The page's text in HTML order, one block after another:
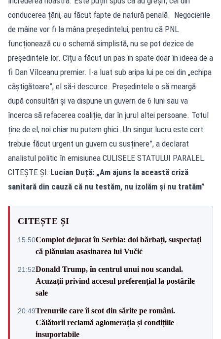
conducerea țării, au făcut fapte de natură penală. Negocierile
de mâine vor fi la mâna președintelui, pentru că PNL
funcționează cu o schemă simplistă, nu se pot dezice de
președintele lor. Cîțu a făcut un pas în spate doar în ideea de a
fi Dan Vîlceanu premier. I-a luat sub aripa lui pe cei din „echipa
câștigătoare”, el să-i descurce. Președintele o să meargă
după consultări și va dispune un guvern de 6 luni sau va
încerca să refacerea coaliție, dar în jurul altei persoane. Totul
ține de el, noi chiar nu putem ghici. Un singur lucru este cert:
trebuie făcut urgent un guvern cu susținere”, a declarat
analistul politic în emisiunea CULISELE STATULUI PARALEL.
CITEȘTE ȘI: Lucian Duță: „Am ajuns la această criză
sanitară din cauză că nu testăm, nu izolăm și nu tratăm”
CITEȘTE ȘI
15:50Complot dejucat în Serbia: doi bărbați, suspectați
că plănuiau asasinarea lui Vučić
21:52Donald Trump, în centrul unui nou scandal.
Acuzații privind accesul preferențial la postările
sale
20:49Trenurile care îi scot din sărite pe români.
Călătorii reclamă aglomerația și condițiile
insuportabile